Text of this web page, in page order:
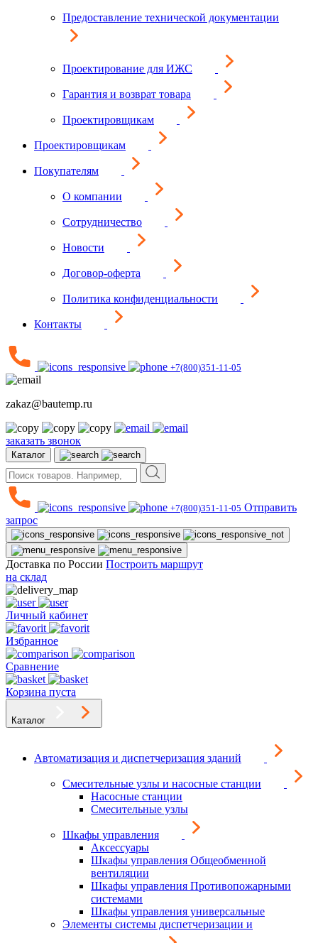
Предоставление технической документации
Проектирование для ИЖС
Гарантия и возврат товара
Проектировщикам
Проектировщикам
Покупателям
О компании
Сотрудничество
Новости
Договор-оферта
Политика конфиденциальности
Контакты
+7(800)351-11-05
zakaz@bautemp.ru
заказать звонок
Каталог
+7(800)351-11-05 Отправить
запрос
Доставка по России Построить маршрут
на склад
Личный кабинет
Избранное
Сравнение
Корзина пуста
Каталог
Автоматизация и диспетчеризация зданий
Смесительные узлы и насосные станции
Насосные станции
Смесительные узлы
Шкафы управления
Аксессуары
Шкафы управления Общеобменной
вентиляции
Шкафы управления Противопожарными
системами
Шкафы управления универсальные
Элементы системы диспетчеризации и